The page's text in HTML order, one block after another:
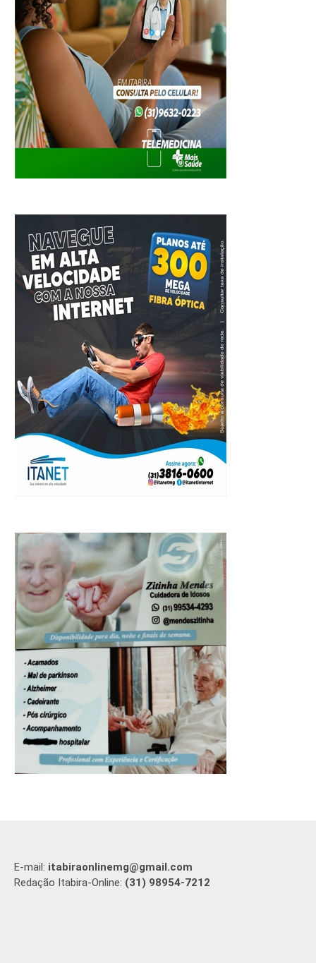
E-mail: itabiraonlinemg@gmail.com
Redação Itabira-Online: (31) 98954-7212